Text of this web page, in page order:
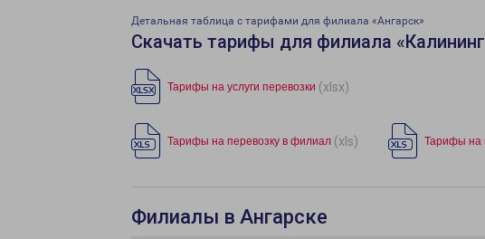
Детальная таблица с тарифами для филиала «Ангарск»
Скачать тарифы для филиала
Тарифы на услуги перевозки (xlsx)
Тарифы на перевозку в филиал (xls) Тарифы на
Филиалы в Ангарске